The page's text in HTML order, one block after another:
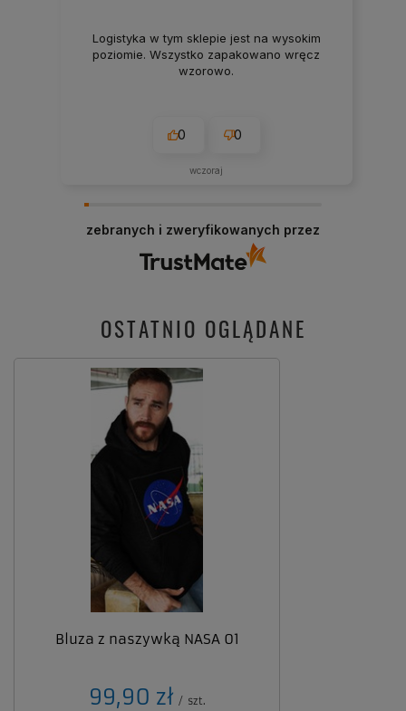
Logistyka w tym sklepie jest na wysokim
poziomie. Wszystko zapakowano wręcz
wzorowo.
0 0
wczoraj
zebranych i zweryfikowanych przez
OSTATNIO OGLĄDANE
Bluza z naszywką NASA 01
99,90 zł / szt.